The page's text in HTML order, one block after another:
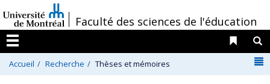
au
contenu
/Faculté des sciences de l'éducation
Menu
Liens
Accueil Recherche Thèses et mémoires